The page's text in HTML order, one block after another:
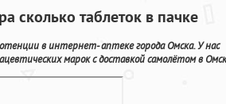
сколько таблеток в пачке
в интернет- аптеке города Омска. У нас
марок с доставкой самолётом в